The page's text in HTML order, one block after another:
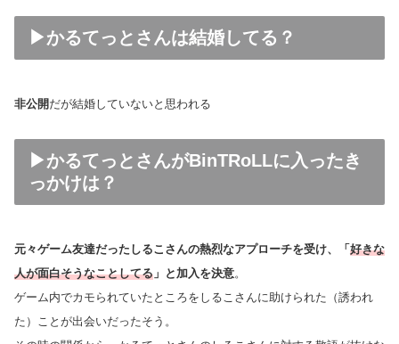
▶かるてっとさんは結婚してる？
非公開 だが結婚していないと思われる
▶かるてっとさんがBinTRoLLに入ったき
っかけは？
元々ゲーム友達だったしるこさんの熱烈なアプローチを受け、「 好きな
人が面白そうなことしてる 」と加入を決意。
ゲーム内でカモられていたところをしるこさんに助けられた（誘われ
た）ことが出会いだったそう。